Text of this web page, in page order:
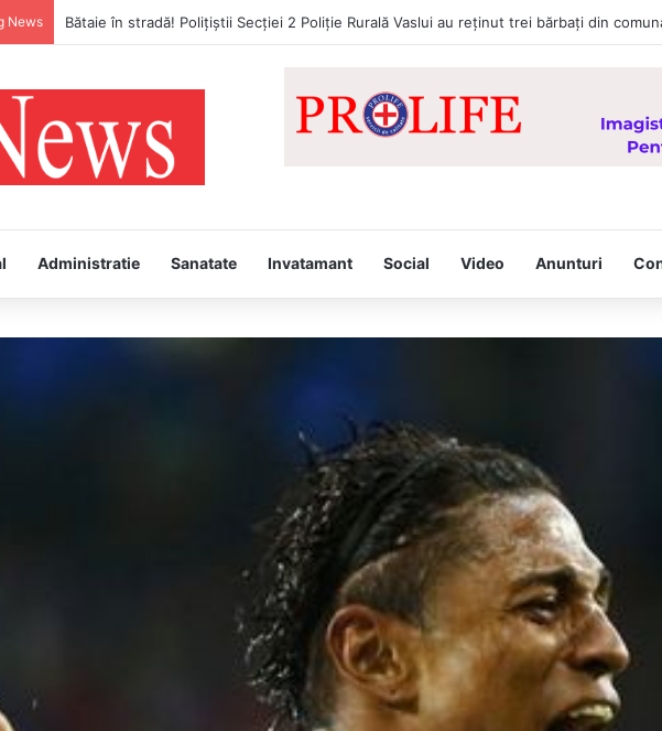
News Avertizare meteo Cod Portocaliu! Val de căldură persistent, caniculă și disconfort
Administratie Sanatate Invatamant Social Video Anunturi